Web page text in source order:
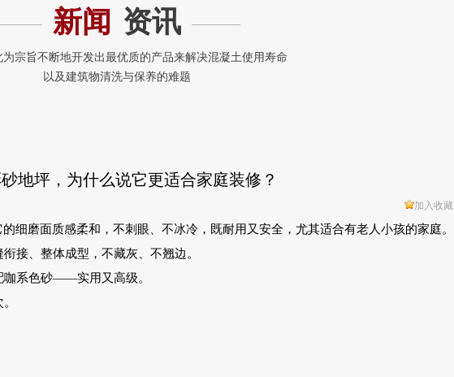
新闻 资讯
地坪，为什么说它更适合家庭装修？
加入收藏
的细磨面质感柔和，不刺眼、不冰冷，既耐用又安全，尤其适合有老人小孩的家庭。
衔接、整体成型，不藏灰、不翘边。
咖系色砂——实用又高级。